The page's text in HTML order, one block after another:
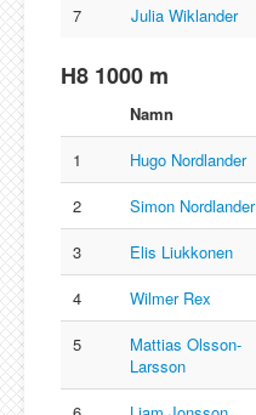
7 Julia Wiklander
H8 1000 m
Namn
1
Hugo Nordlander
2
Simon Nordlander
3
Elis Liukkonen
4
Wilmer Rex
5
Mattias Olsson-
Larsson